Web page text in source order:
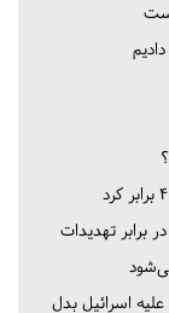
برابر تهدیدات
اسرائیل بدل